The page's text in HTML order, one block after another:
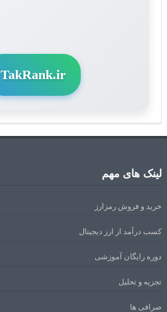
TakRank.ir
لینک های مهم
خرید و فروش رمزارز
کسب درآمد از ارز دیجیتال
دوره رایگان آموزشی
تجزیه و تحلیل
صرافی ها